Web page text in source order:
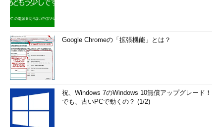
Google Chromeの「拡張機能」とは？
祝、Windows 7のWindows 10無償アップグレード！
でも、古いPCで動くの？ (1/2)